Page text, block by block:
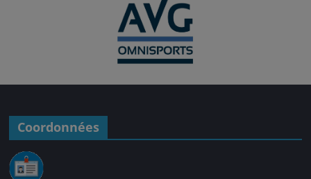
Coordonnées